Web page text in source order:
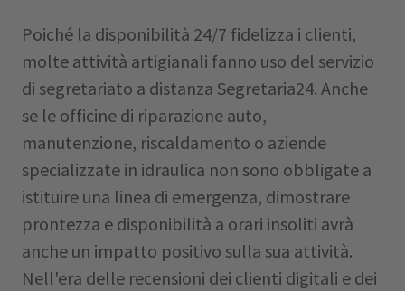
Poiché la disponibilità 24/7 fidelizza i clienti,
molte attività artigianali fanno uso del servizio
di segretariato a distanza Segretaria24. Anche
se le officine di riparazione auto,
manutenzione, riscaldamento o aziende
specializzate in idraulica non sono obbligate a
istituire una linea di emergenza, dimostrare
prontezza e disponibilità a orari insoliti avrà
anche un impatto positivo sulla sua attività.
Nell'era delle recensioni dei clienti digitali e dei